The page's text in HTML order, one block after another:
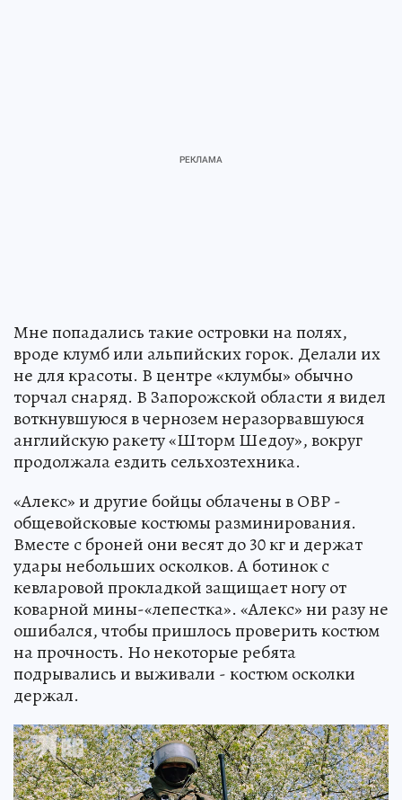
Мне попадались такие островки на полях,
вроде клумб или альпийских горок. Делали их
не для красоты. В центре «клумбы» обычно
торчал снаряд. В Запорожской области я видел
воткнувшуюся в чернозем неразорвавшуюся
английскую ракету «Шторм Шедоу», вокруг
продолжала ездить сельхозтехника.
«Алекс» и другие бойцы облачены в ОВР -
общевойсковые костюмы разминирования.
Вместе с броней они весят до 30 кг и держат
удары небольших осколков. А ботинок с
кевларовой прокладкой защищает ногу от
коварной мины-«лепестка». «Алекс» ни разу не
ошибался, чтобы пришлось проверить костюм
на прочность. Но некоторые ребята
подрывались и выживали - костюм осколки
держал.